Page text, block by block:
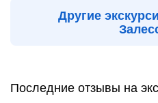
Другие
Последние отзывы на